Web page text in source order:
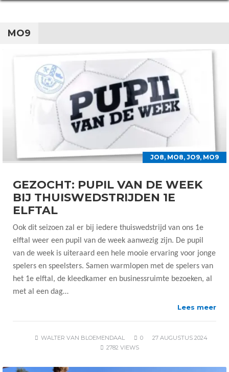
MO9
JO8, MO8, JO9, MO9
GEZOCHT: PUPIL VAN DE WEEK
BIJ THUISWEDSTRIJDEN 1E
ELFTAL
Ook dit seizoen zal er bij iedere thuiswedstrijd van ons 1e
elftal weer een pupil van de week aanwezig zijn. De pupil
van de week is uiteraard een hele mooie ervaring voor jonge
spelers en speelsters. Samen warmlopen met de spelers van
het 1e elftal, de kleedkamer en businessruimte bezoeken, al
met al een dag…
Lees meer
WALTER VAN BLOEMENDAAL 0
27 AUGUSTUS 2024
2782 VIEWS